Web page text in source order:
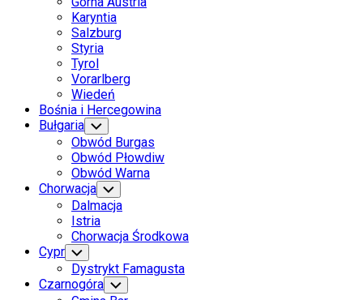
Karyntia
Salzburg
Styria
Tyrol
Vorarlberg
Wiedeń
Bośnia i Hercegowina
Bułgaria Toggle
Child
Menu
Obwód Burgas
Obwód Płowdiw
Obwód Warna
Chorwacja Toggle
Child
Menu
Dalmacja
Istria
Chorwacja Środkowa
Cypr Toggle
Child
Menu
Dystrykt Famagusta
Czarnogóra Toggle
Child